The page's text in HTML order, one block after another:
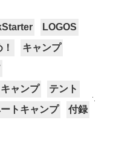
LOGOS
キャンプ
ャンプ
テント
トキャンプ
付録